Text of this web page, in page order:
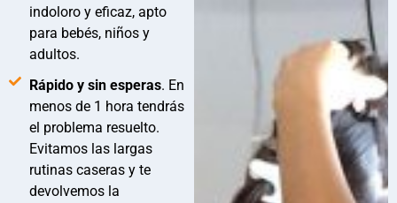
indoloro y eficaz, apto
para bebés, niños y
adultos.
Rápido y sin esperas. En
menos de 1 hora tendrás
el problema resuelto.
Evitamos las largas
rutinas caseras y te
devolvemos la